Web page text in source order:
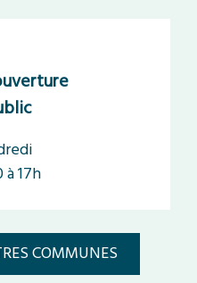
à 17h
COMMUNES